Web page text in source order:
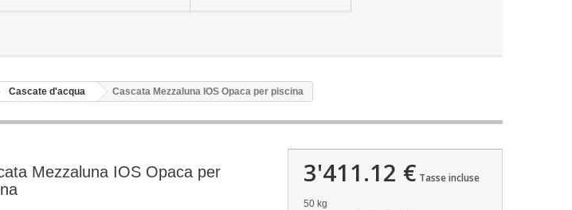
Cascate d'acqua Cascata Mezzaluna IOS Opaca per piscina
Mezzaluna IOS Opaca per
3'411.12 € Tasse incluse
50 kg